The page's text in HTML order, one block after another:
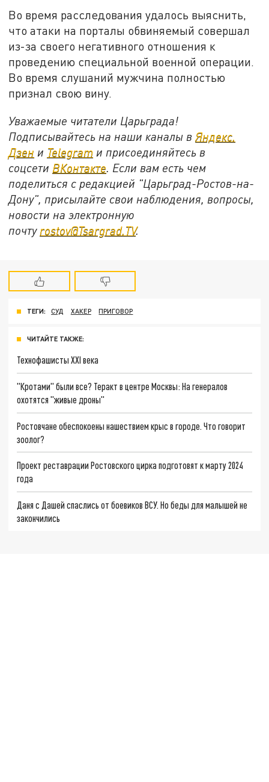
Во время расследования удалось выяснить,
что атаки на порталы обвиняемый совершал
из-за своего негативного отношения к
проведению специальной военной операции.
Во время слушаний мужчина полностью
признал свою вину.
Уважаемые читатели Царьграда!
Подписывайтесь на наши каналы вЯндекс.
Дзен и Telegram и присоединяйтесь в
соцсети ВКонтакте. Если вам есть чем
поделиться с редакцией "Царьград-Ростов-на-
Дону", присылайте свои наблюдения, вопросы,
новости на электронную
почту rostov@Tsargrad.ТV.
ТЕГИ: СУД ХАКЕР ПРИГОВОР
ЧИТАЙТЕ ТАКЖЕ:
Технофашисты XXI века
"Кротами" были все? Теракт в центре Москвы: На генералов
охотятся "живые дроны"
Ростовчане обеспокоены нашествием крыс в городе. Что говорит
зоолог?
Проект реставрации Ростовского цирка подготовят к марту 2024
года
Даня с Дашей спаслись от боевиков ВСУ. Но беды для малышей не
закончились